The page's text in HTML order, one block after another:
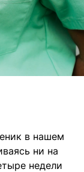
в нашем
ни на
недели